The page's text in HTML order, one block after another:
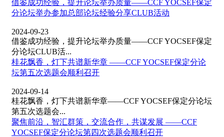
借鉴成功经验，提升论坛举办质量——CCF YOCSEF保定
分论坛举办参加总部论坛经验分享CLUB活动
2024-09-23
借鉴成功经验，提升论坛举办质量——CCF YOCSEF保定
分论坛CLUB活...
桂花飘香，灯下共谱新华章 ——CCF YOCSEF保定分论
坛第五次选题会顺利召开
2024-09-14
桂花飘香，灯下共谱新华章——CCF YOCSEF保定分论坛
第五次选题会...
聚焦前沿，智汇群策，交流合作，共谋发展 ——CCF
YOCSEF保定分论坛第四次选题会顺利召开